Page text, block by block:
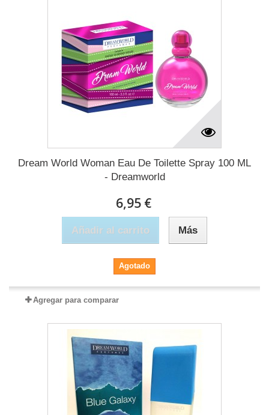
Dream World Woman Eau De Toilette Spray 100 ML
- Dreamworld
6,95 €
Añadir al carrito Más
Agotado
Agregar para comparar